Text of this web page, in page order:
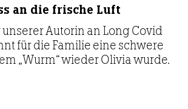
an die frische Luft
Autorin an Long Covid
für die Familie eine schwere
„Wurm“ wieder Olivia wurde.